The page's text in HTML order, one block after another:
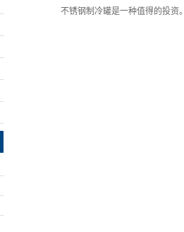
不锈钢制冷罐是一种值得的投资